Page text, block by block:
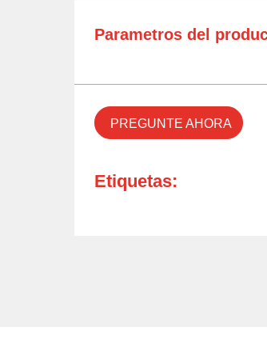
Parametros del
PREGUNTE AHORA
Etiquetas: